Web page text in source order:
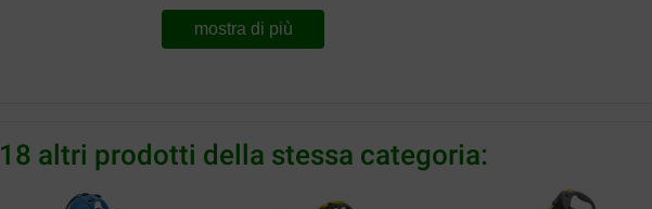
mostra di più
18 altri prodotti della stessa categoria: